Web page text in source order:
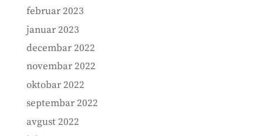
februar 2023
januar 2023
decembar 2022
novembar 2022
oktobar 2022
septembar 2022
avgust 2022